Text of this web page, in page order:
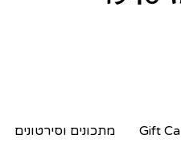
Gift מתכונים וסירטונים